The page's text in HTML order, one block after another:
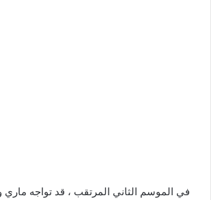
في الموسم الثاني المرتقب ، قد تواجه ماري